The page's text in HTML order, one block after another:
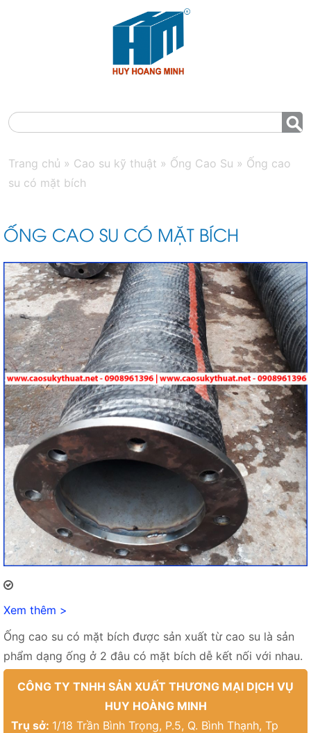
Trang chủ » Cao su kỹ thuật » Ống Cao Su » Ống cao
su có mặt bích
ỐNG CAO SU CÓ MẶT BÍCH
Xem thêm >
Ống cao su có mặt bích được sản xuất từ cao su là sản
phẩm dạng ống ở 2 đâu có mặt bích dễ kết nối với nhau.
CÔNG TY TNHH SẢN XUẤT THƯƠNG MẠI DỊCH VỤ
HUY HOÀNG MINH
Trụ sở: 1/18 Trần Bình Trọng, P.5, Q. Bình Thạnh, Tp